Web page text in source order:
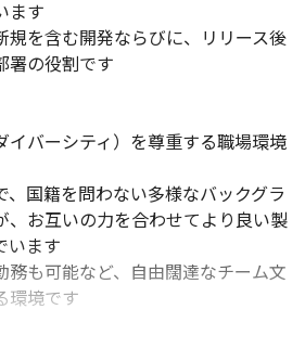
ます
規を含む開発ならびに、リリース後
署の役割です
イバーシティ）を尊重する職場環境
、国籍を問わない多様なバックグラ
、お互いの力を合わせてより良い製
います
務も可能など、自由闊達なチーム文
環境です